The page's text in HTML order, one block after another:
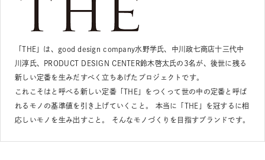
「THE」は、good design company水野学氏、中川政七商店十三代中
川淳氏、PRODUCT DESIGN CENTER鈴木啓太氏の3名が、後世に残る
新しい定番を生みだすべく立ちあげたプロジェクトです。
これこそはと呼べる新しい定番「THE」をつくって世の中の定番と呼ば
れるモノの基準値を引き上げていくこと。 本当に「THE」を冠するに相
応しいモノを生み出すこと。 そんなモノづくりを目指すブランドです。